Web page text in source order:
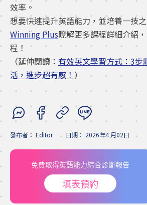
效率。
想要快速提升英語能力，並培養一技
Winning Plus瞭解更多課程詳細介紹
程！
（延伸閱讀： 有效英文學習方式：3步
活，進步超有感！ ）
發布者： Editor 日期： 2026年4 月02日
免費取得英語能力綜合診斷報告
填表預約